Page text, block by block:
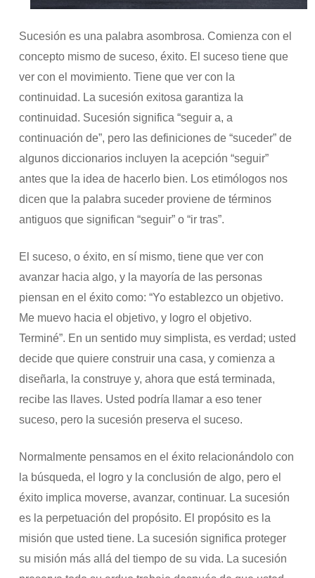
Sucesión es una palabra asombrosa. Comienza con el
concepto mismo de suceso, éxito. El suceso tiene que
ver con el movimiento. Tiene que ver con la
continuidad. La sucesión exitosa garantiza la
continuidad. Sucesión significa “seguir a, a
continuación de”, pero las definiciones de “suceder” de
algunos diccionarios incluyen la acepción “seguir”
antes que la idea de hacerlo bien. Los etimólogos nos
dicen que la palabra suceder proviene de términos
antiguos que significan “seguir” o “ir tras”.
El suceso, o éxito, en sí mismo, tiene que ver con
avanzar hacia algo, y la mayoría de las personas
piensan en el éxito como: “Yo establezco un objetivo.
Me muevo hacia el objetivo, y logro el objetivo.
Terminé”. En un sentido muy simplista, es verdad; usted
decide que quiere construir una casa, y comienza a
diseñarla, la construye y, ahora que está terminada,
recibe las llaves. Usted podría llamar a eso tener
suceso, pero la sucesión preserva el suceso.
Normalmente pensamos en el éxito relacionándolo con
la búsqueda, el logro y la conclusión de algo, pero el
éxito implica moverse, avanzar, continuar. La sucesión
es la perpetuación del propósito. El propósito es la
misión que usted tiene. La sucesión significa proteger
su misión más allá del tiempo de su vida. La sucesión